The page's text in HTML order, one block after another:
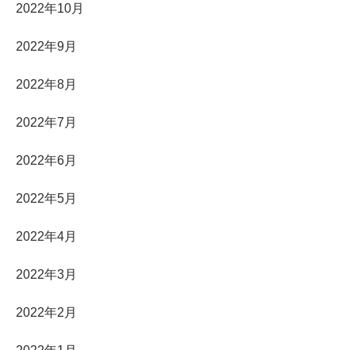
2022年10月
2022年9月
2022年8月
2022年7月
2022年6月
2022年5月
2022年4月
2022年3月
2022年2月